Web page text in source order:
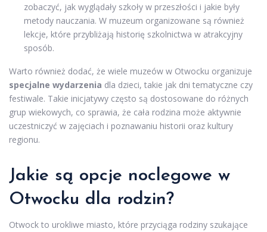
zobaczyć, jak wyglądały szkoły w przeszłości i jakie były
metody nauczania. W muzeum organizowane są również
lekcje, które przybliżają historię szkolnictwa w atrakcyjny
sposób.
Warto również dodać, że wiele muzeów w Otwocku organizuje
specjalne wydarzenia dla dzieci, takie jak dni tematyczne czy
festiwale. Takie inicjatywy często są dostosowane do różnych
grup wiekowych, co sprawia, że cała rodzina może aktywnie
uczestniczyć w zajęciach i poznawaniu historii oraz kultury
regionu.
Jakie są opcje noclegowe w
Otwocku dla rodzin?
Otwock to urokliwe miasto, które przyciąga rodziny szukające